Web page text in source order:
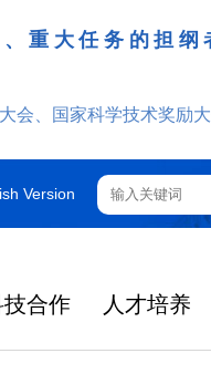
重大任务的担纲
、国家科学技术奖励
Version
技合作 人才培养